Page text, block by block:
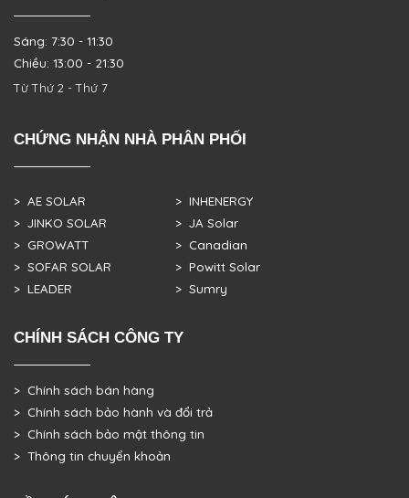
Sáng: 7:30 - 11:30
Chiều: 13:00 - 21:30
Từ Thứ 2 - Thứ 7
CHỨNG NHẬN NHÀ PHÂN PHỐI
> AE SOLAR
> JINKO SOLAR
> GROWATT
> SOFAR SOLAR
> LEADER
> INHENERGY
> JA Solar
> Canadian
> Powitt Solar
> Sumry
CHÍNH SÁCH CÔNG TY
> Chính sách bán hàng
> Chính sách bảo hành và đổi trả
> Chính sách bảo mật thông tin
> Thông tin chuyển khoản